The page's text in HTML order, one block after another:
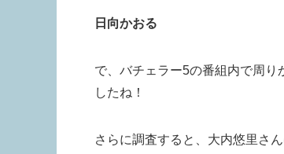
日向かおる
で、バチェラー5の番組内で周り
したね！
さらに調査すると、大内悠里さ